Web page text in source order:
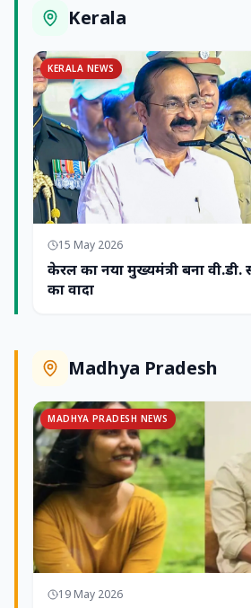
Kerala
KERALA NEWS
15 May 2026
केरल का नया मुख्यमंत्री बना
का वादा
Madhya Pradesh
MADHYA PRADESH NEWS
19 May 2026